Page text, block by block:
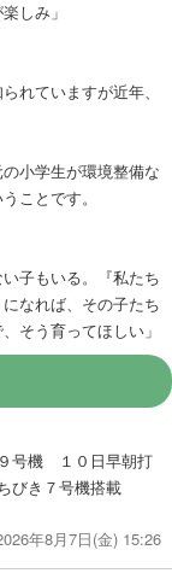
しみ」
れていますが近年、
小学生が環境整備な
ことです。
子もいる。『私たち
なれば、その子たち
そう育ってほしい」
号機 １０日早朝打
びき７号機搭載
年8月7日(金) 15:26